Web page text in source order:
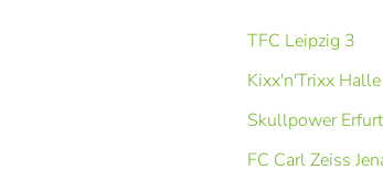
TFC Leipzig 3
Kixx'n'Trixx
Skullpower
FC Carl Zeiss